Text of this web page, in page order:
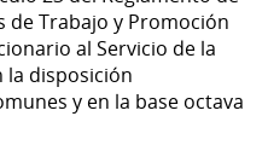
de Trabajo y Promoción
al Servicio de la
la disposición
y en la base octava